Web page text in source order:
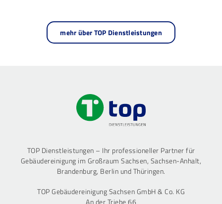
mehr über TOP Dienstleistungen
TOP Dienstleistungen – Ihr professioneller Partner für
Gebäudereinigung im Großraum Sachsen, Sachsen-Anhalt,
Brandenburg, Berlin und Thüringen.
TOP Gebäudereinigung Sachsen GmbH & Co. KG